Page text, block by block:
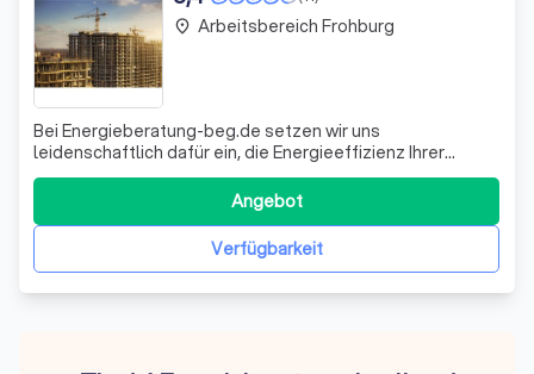
Bei Energieberatung-beg.de setzen wir uns
leidenschaftlich dafür ein, die Energieeffizienz Ihrer
Immobilie zu maximieren. Als erfahrene Energie-Effizienz-
Experten bieten wir Ihnen umfassende Beratung und
Unterstützung bei der energetischen Sanierung und
Modernisierung. Unser Ziel ist es, Ihnen nicht
Verfügbarkeit
Angebot
place Arbeitsbereich Frohburg